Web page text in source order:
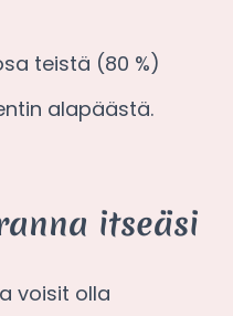
teistä (80 %)
alapäästä.
itseäsi
voisit olla